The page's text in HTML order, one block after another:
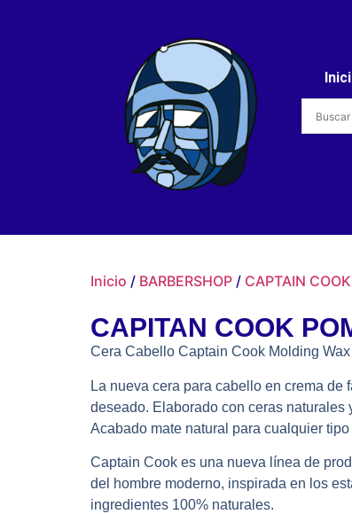
Inicio / BARBERSHOP / CAPTAIN COOK
CAPITAN COOK
Cera Cabello Captain Cook Molding Wax
La nueva cera para cabello en crema
deseado. Elaborado con ceras naturales
Acabado mate natural para cualquier
Captain Cook es una nueva línea de
del hombre moderno, inspirada en los
ingredientes 100% naturales.